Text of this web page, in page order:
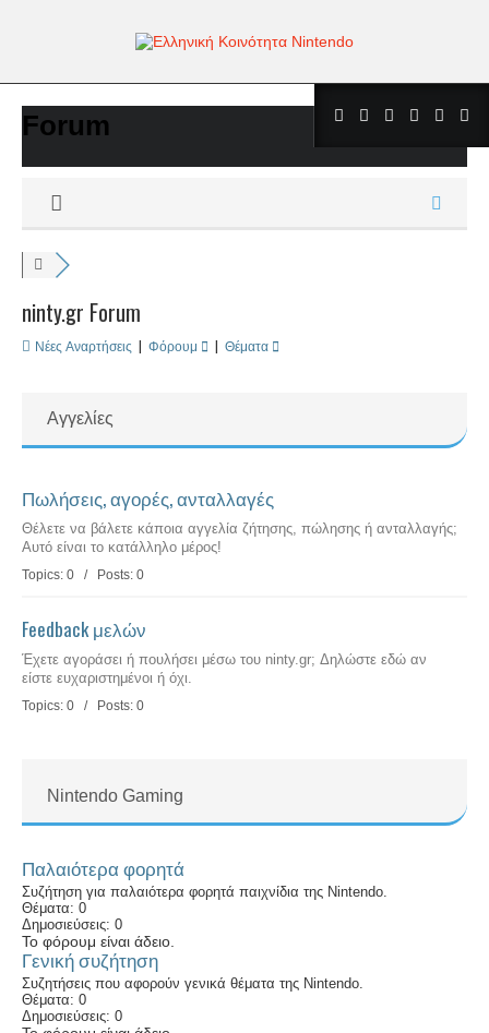
Forum
ninty.gr Forum
Νέες Αναρτήσεις | Φόρουμ | Θέματα
Αγγελίες
Πωλήσεις, αγορές, ανταλλαγές
Θέλετε να βάλετε κάποια αγγελία ζήτησης, πώλησης ή ανταλλαγής;
Αυτό είναι το κατάλληλο μέρος!
Topics: 0 / Posts: 0
Feedback μελών
Έχετε αγοράσει ή πουλήσει μέσω του ninty.gr; Δηλώστε εδώ αν
είστε ευχαριστημένοι ή όχι.
Topics: 0 / Posts: 0
Nintendo Gaming
Παλαιότερα φορητά
Συζήτηση για παλαιότερα φορητά παιχνίδια της Nintendo.
Θέματα: 0
Δημοσιεύσεις: 0
Το φόρουμ είναι άδειο.
Γενική συζήτηση
Συζητήσεις που αφορούν γενικά θέματα της Nintendo.
Θέματα: 0
Δημοσιεύσεις: 0